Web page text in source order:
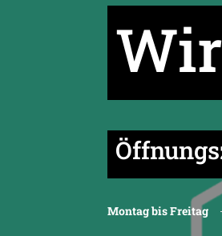
Montag bis Freitag